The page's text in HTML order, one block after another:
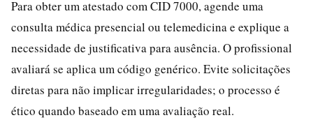
Para obter um atestado com CID 7000, agende uma
consulta médica presencial ou telemedicina e explique a
necessidade de justificativa para ausência. O profissional
avaliará se aplica um código genérico. Evite solicitações
diretas para não implicar irregularidades; o processo é
ético quando baseado em uma avaliação real.